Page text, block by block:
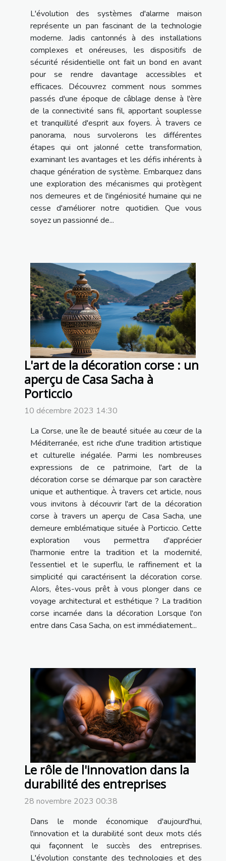
L'évolution des systèmes d'alarme maison
représente un pan fascinant de la technologie
moderne. Jadis cantonnés à des installations
complexes et onéreuses, les dispositifs de
sécurité résidentielle ont fait un bond en avant
pour se rendre davantage accessibles et
efficaces. Découvrez comment nous sommes
passés d'une époque de câblage dense à l'ère
de la connectivité sans fil, apportant souplesse
et tranquillité d'esprit aux foyers. À travers ce
panorama, nous survolerons les différentes
étapes qui ont jalonné cette transformation,
examinant les avantages et les défis inhérents à
chaque génération de système. Embarquez dans
une exploration des mécanismes qui protègent
nos demeures et de l'ingéniosité humaine qui ne
cesse d'améliorer notre quotidien. Que vous
soyez un passionné de...
L'art de la décoration corse : un
aperçu de Casa Sacha à
Porticcio
10 décembre 2023 14:30
La Corse, une île de beauté située au cœur de la
Méditerranée, est riche d'une tradition artistique
et culturelle inégalée. Parmi les nombreuses
expressions de ce patrimoine, l'art de la
décoration corse se démarque par son caractère
unique et authentique. À travers cet article, nous
vous invitons à découvrir l'art de la décoration
corse à travers un aperçu de Casa Sacha, une
demeure emblématique située à Porticcio. Cette
exploration vous permettra d'apprécier
l'harmonie entre la tradition et la modernité,
l'essentiel et le superflu, le raffinement et la
simplicité qui caractérisent la décoration corse.
Alors, êtes-vous prêt à vous plonger dans ce
voyage architectural et esthétique ? La tradition
corse incarnée dans la décoration Lorsque l'on
entre dans Casa Sacha, on est immédiatement...
Le rôle de l'innovation dans la
durabilité des entreprises
28 novembre 2023 00:38
Dans le monde économique d'aujourd'hui,
l'innovation et la durabilité sont deux mots clés
qui façonnent le succès des entreprises.
L'évolution constante des technologies et des